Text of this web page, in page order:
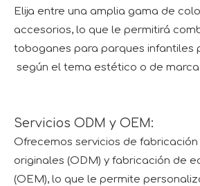
Elija entre una amplia gama de
accesorios, lo que le permitirá
toboganes para parques infantiles
según el tema estético o de
Servicios ODM y OEM:
Ofrecemos servicios de fabricación
originales (ODM) y fabricación de
(OEM), lo que le permite